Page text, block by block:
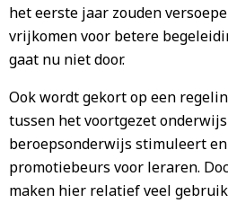
het eerste jaar zouden
vrijkomen voor betere
gaat nu niet door.
Ook wordt gekort op een
tussen het voortgezet
beroepsonderwijs stimuleert
promotiebeurs voor leraren.
maken hier relatief veel